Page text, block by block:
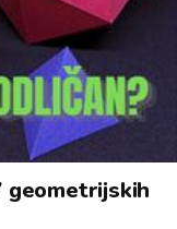
geometrijskih